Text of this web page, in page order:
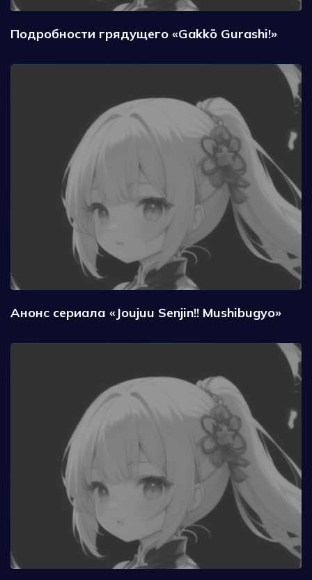
Подробности грядущего «Gakkō Gurashi!»
Анонс сериала «Joujuu Senjin!! Mushibugyo»